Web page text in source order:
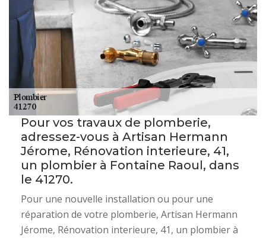
Pour vos travaux de plomberie,
adressez-vous à Artisan Hermann
Jérome, Rénovation interieure, 41,
un plombier à Fontaine Raoul, dans
le 41270.
Pour une nouvelle installation ou pour une
réparation de votre plomberie, Artisan Hermann
Jérome, Rénovation interieure, 41, un plombier à